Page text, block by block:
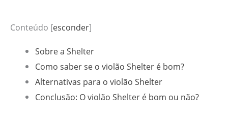
Conteúdo [esconder]
Sobre a Shelter
Como saber se o violão Shelter é bom?
Alternativas para o violão Shelter
Conclusão: O violão Shelter é bom ou não?